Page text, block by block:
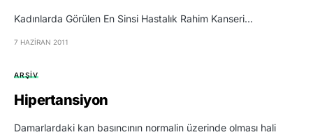
Kadınlarda Görülen En Sinsi Hastalık Rahim Kanseri...
7 HAZIRAN 2011
ARŞIV
Hipertansiyon
Damarlardaki kan basıncının normalin üzerinde olması hali